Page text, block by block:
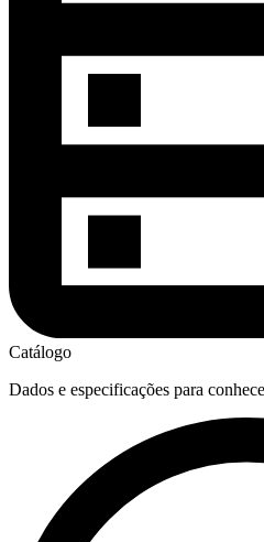
Catálogo
Dados e especificações para